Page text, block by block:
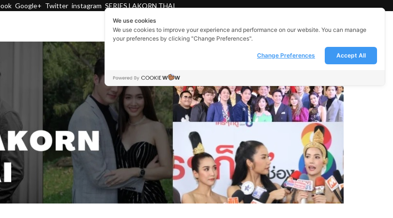
Google+ Twitter instagram SERIES LAKORN THAI
We use cookies
We use cookies to improve your experience and performance on our website. You can manage
your preferences by clicking "Change Preferences".
Accept All
Change Preferences